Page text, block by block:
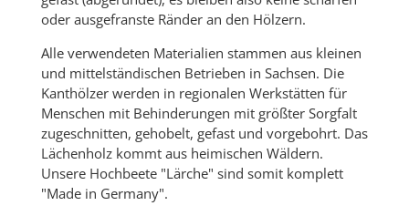
oder ausgefranste Ränder an den Hölzern.
Alle verwendeten Materialien stammen aus kleinen
und mittelständischen Betrieben in Sachsen. Die
Kanthölzer werden in regionalen Werkstätten für
Menschen mit Behinderungen mit größter Sorgfalt
zugeschnitten, gehobelt, gefast und vorgebohrt. Das
Lächenholz kommt aus heimischen Wäldern.
Unsere Hochbeete "Lärche" sind somit komplett
"Made in Germany".